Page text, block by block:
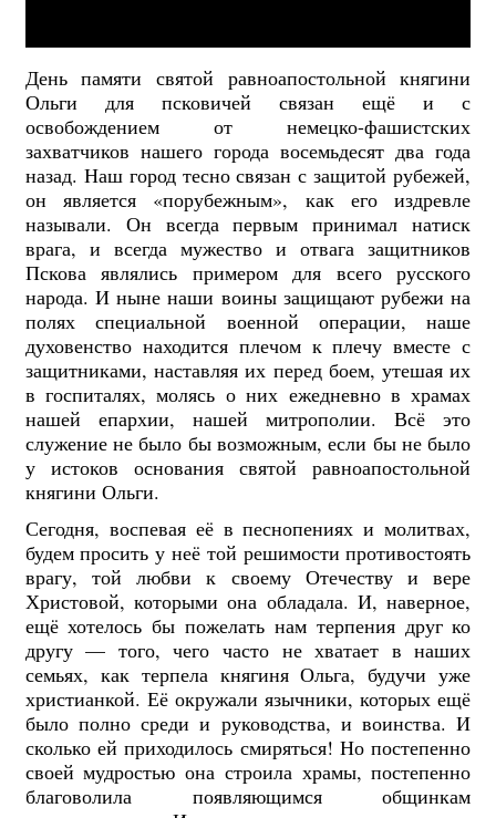
День памяти святой равноапостольной княгини
Ольги для псковичей связан ещё и с
освобождением от немецко-фашистских
захватчиков нашего города восемьдесят два года
назад. Наш город тесно связан с защитой рубежей,
он является «порубежным», как его издревле
называли. Он всегда первым принимал натиск
врага, и всегда мужество и отвага защитников
Пскова являлись примером для всего русского
народа. И ныне наши воины защищают рубежи на
полях специальной военной операции, наше
духовенство находится плечом к плечу вместе с
защитниками, наставляя их перед боем, утешая их
в госпиталях, молясь о них ежедневно в храмах
нашей епархии, нашей митрополии. Всё это
служение не было бы возможным, если бы не было
у истоков основания святой равноапостольной
княгини Ольги.
Сегодня, воспевая её в песнопениях и молитвах,
будем просить у неё той решимости противостоять
врагу, той любви к своему Отечеству и вере
Христовой, которыми она обладала. И, наверное,
ещё хотелось бы пожелать нам терпения друг ко
другу — того, чего часто не хватает в наших
семьях, как терпела княгиня Ольга, будучи уже
христианкой. Её окружали язычники, которых ещё
было полно среди и руководства, и воинства. И
сколько ей приходилось смиряться! Но постепенно
своей мудростью она строила храмы, постепенно
благоволила появляющимся общинкам